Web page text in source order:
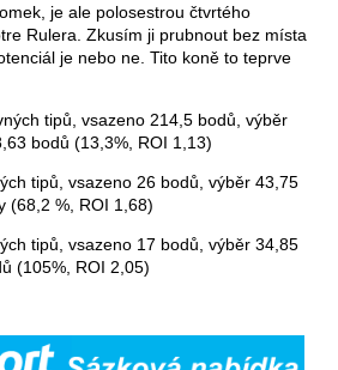
je ale polosestrou čtvrtého
Rulera. Zkusím ji prubnout bez místa
je nebo ne. Tito koně to teprve
tipů, vsazeno 214,5 bodů, výběr
bodů (13,3%, ROI 1,13)
tipů, vsazeno 26 bodů, výběr 43,75
(68,2 %, ROI 1,68)
tipů, vsazeno 17 bodů, výběr 34,85
(105%, ROI 2,05)